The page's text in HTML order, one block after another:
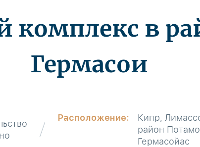
комплекс в
Гермасои
Расположение:
Кипр,
район
Гермасойас